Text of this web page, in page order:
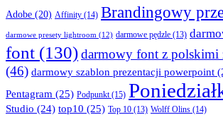
Adobe (20) Affinity (14) Brandingowy
darmowe presety lightroom (12) darmowe pędzle (13)
font (130)darmowy font z polskimi
(46) darmowy szablon prezentacji powerpoint
Pentagram (25) Podpunkt(15)
Studio (24) top10 (25) Top 10 (13) Wolff Olins (14)